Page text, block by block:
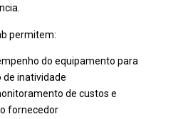
permitem:
do equipamento para
inatividade
de custos e
fornecedor